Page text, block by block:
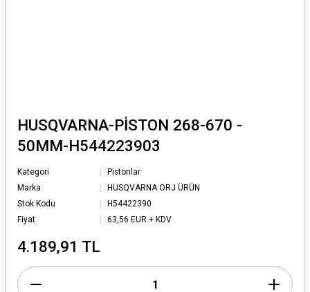
HUSQVARNA-PİSTON 268-670 -
50MM-H544223903
Kategori
Pistonlar
Marka
HUSQVARNA ORJ ÜRÜN
Stok Kodu
H54422390
Fiyat
63,56 EUR + KDV
4.189,91 TL